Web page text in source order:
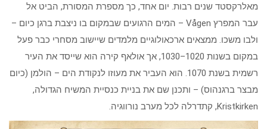
מאלרקסטד שנים רבות. יום אחד, כך מספרת המסורת, הביט אל
עבר המפרץ Vågen – המים הרגועים שבמקום בו ניצבת ברגן כיום –
ולבו משכו. ממצאים ארכאולוגיים מלמדים שיישוב מסחרי כבר פעל
במקום בשנות 1020–1030, אך אולאף קירה הוא שייסד את העיר
רשמית בשנת 1070. הוא העביר את מעוזו לנקודת הים – הולמן (כיום
מבצר ברגנהוס) – ותכנן שם את בניית כנסיית המשיח הגדולה,
Kristkirken, קתדרלה לכל מערב נורווגיה.